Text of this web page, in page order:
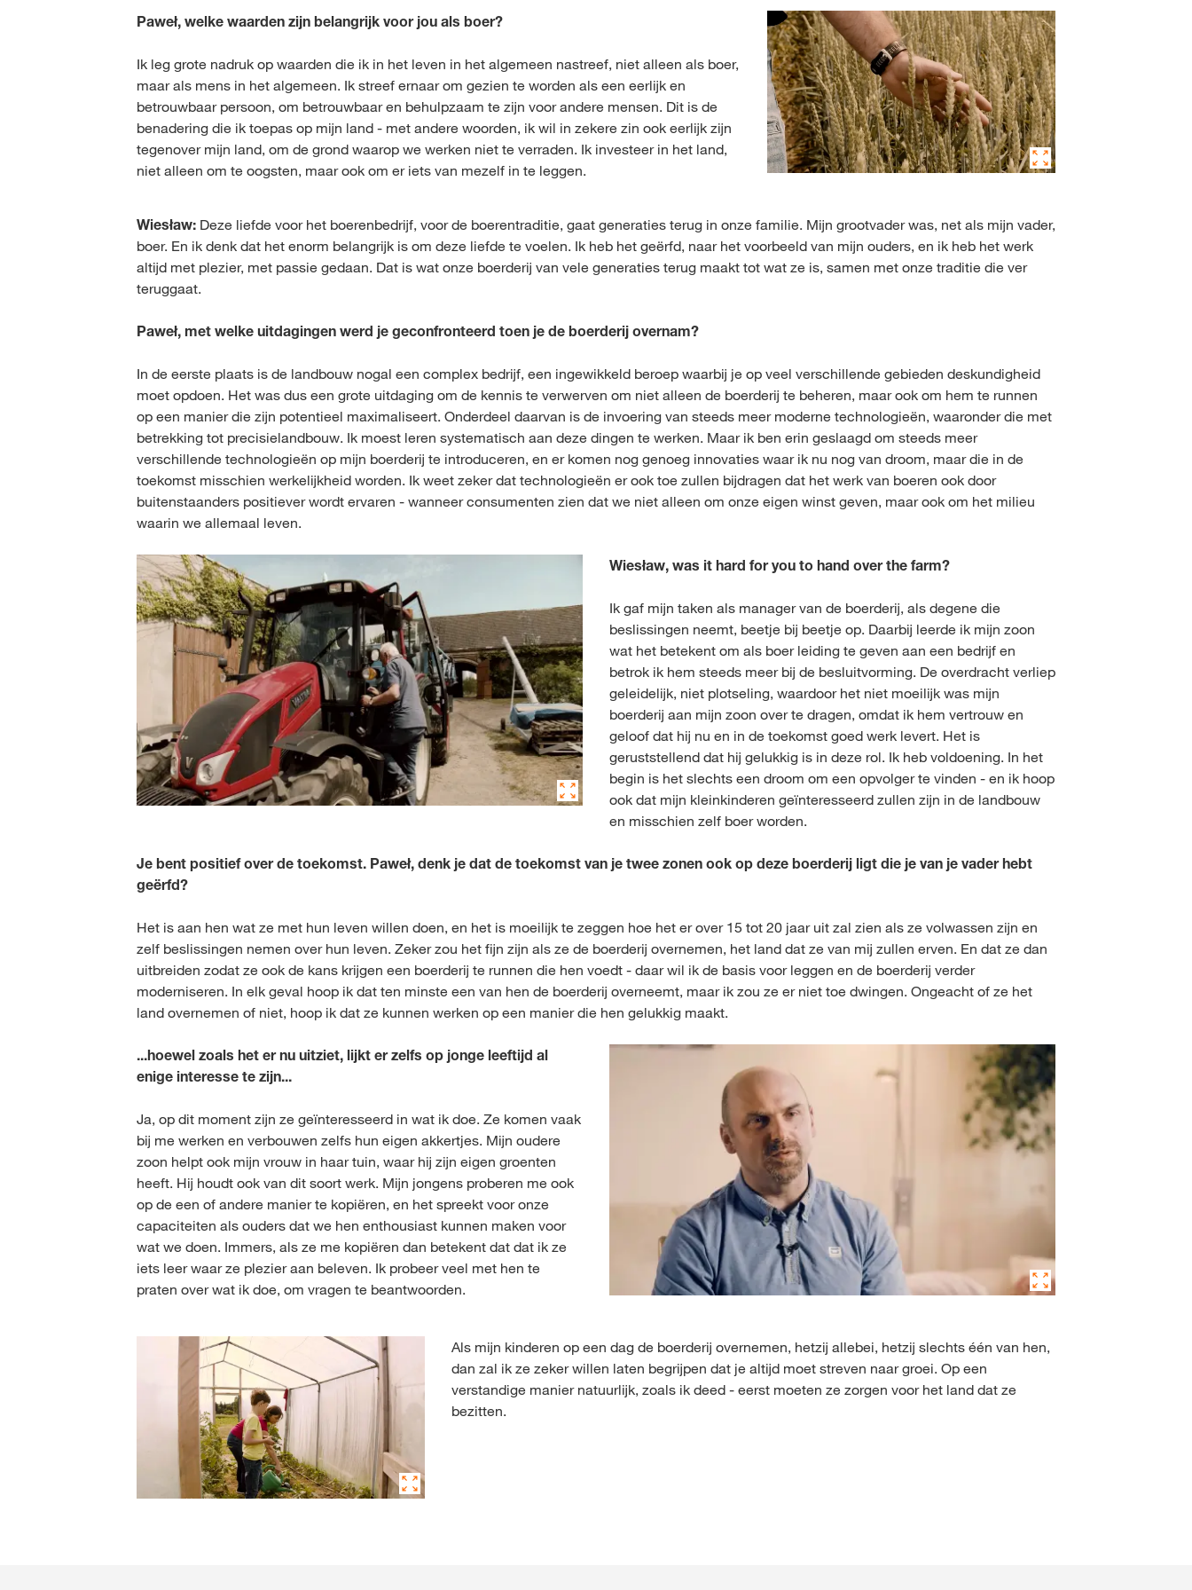
Paweł, welke waarden zijn belangrijk voor jou als boer?
Ik leg grote nadruk op waarden die ik in het leven in het algemeen nastreef, niet alleen als boer,
maar als mens in het algemeen. Ik streef ernaar om gezien te worden als een eerlijk en
betrouwbaar persoon, om betrouwbaar en behulpzaam te zijn voor andere mensen. Dit is de
benadering die ik toepas op mijn land - met andere woorden, ik wil in zekere zin ook eerlijk zijn
tegenover mijn land, om de grond waarop we werken niet te verraden. Ik investeer in het land,
niet alleen om te oogsten, maar ook om er iets van mezelf in te leggen.
Wiesław: Deze liefde voor het boerenbedrijf, voor de boerentraditie, gaat generaties terug in onze familie. Mijn grootvader was, net als mijn vader,
boer. En ik denk dat het enorm belangrijk is om deze liefde te voelen. Ik heb het geërfd, naar het voorbeeld van mijn ouders, en ik heb het werk
altijd met plezier, met passie gedaan. Dat is wat onze boerderij van vele generaties terug maakt tot wat ze is, samen met onze traditie die ver
teruggaat.
Paweł, met welke uitdagingen werd je geconfronteerd toen je de boerderij overnam?
In de eerste plaats is de landbouw nogal een complex bedrijf, een ingewikkeld beroep waarbij je op veel verschillende gebieden deskundigheid
moet opdoen. Het was dus een grote uitdaging om de kennis te verwerven om niet alleen de boerderij te beheren, maar ook om hem te runnen
op een manier die zijn potentieel maximaliseert. Onderdeel daarvan is de invoering van steeds meer moderne technologieën, waaronder die met
betrekking tot precisielandbouw. Ik moest leren systematisch aan deze dingen te werken. Maar ik ben erin geslaagd om steeds meer
verschillende technologieën op mijn boerderij te introduceren, en er komen nog genoeg innovaties waar ik nu nog van droom, maar die in de
toekomst misschien werkelijkheid worden. Ik weet zeker dat technologieën er ook toe zullen bijdragen dat het werk van boeren ook door
buitenstaanders positiever wordt ervaren - wanneer consumenten zien dat we niet alleen om onze eigen winst geven, maar ook om het milieu
waarin we allemaal leven.
Wiesław, was it hard for you to hand over the farm?
Ik gaf mijn taken als manager van de boerderij, als degene die
beslissingen neemt, beetje bij beetje op. Daarbij leerde ik mijn zoon
wat het betekent om als boer leiding te geven aan een bedrijf en
betrok ik hem steeds meer bij de besluitvorming. De overdracht verliep
geleidelijk, niet plotseling, waardoor het niet moeilijk was mijn
boerderij aan mijn zoon over te dragen, omdat ik hem vertrouw en
geloof dat hij nu en in de toekomst goed werk levert. Het is
geruststellend dat hij gelukkig is in deze rol. Ik heb voldoening. In het
begin is het slechts een droom om een opvolger te vinden - en ik hoop
ook dat mijn kleinkinderen geïnteresseerd zullen zijn in de landbouw
en misschien zelf boer worden.
Je bent positief over de toekomst. Paweł, denk je dat de toekomst van je twee zonen ook op deze boerderij ligt die je van je vader hebt
geërfd?
Het is aan hen wat ze met hun leven willen doen, en het is moeilijk te zeggen hoe het er over 15 tot 20 jaar uit zal zien als ze volwassen zijn en
zelf beslissingen nemen over hun leven. Zeker zou het fijn zijn als ze de boerderij overnemen, het land dat ze van mij zullen erven. En dat ze dan
uitbreiden zodat ze ook de kans krijgen een boerderij te runnen die hen voedt - daar wil ik de basis voor leggen en de boerderij verder
moderniseren. In elk geval hoop ik dat ten minste een van hen de boerderij overneemt, maar ik zou ze er niet toe dwingen. Ongeacht of ze het
land overnemen of niet, hoop ik dat ze kunnen werken op een manier die hen gelukkig maakt.
...hoewel zoals het er nu uitziet, lijkt er zelfs op jonge leeftijd al
enige interesse te zijn...
Ja, op dit moment zijn ze geïnteresseerd in wat ik doe. Ze komen vaak
bij me werken en verbouwen zelfs hun eigen akkertjes. Mijn oudere
zoon helpt ook mijn vrouw in haar tuin, waar hij zijn eigen groenten
heeft. Hij houdt ook van dit soort werk. Mijn jongens proberen me ook
op de een of andere manier te kopiëren, en het spreekt voor onze
capaciteiten als ouders dat we hen enthousiast kunnen maken voor
wat we doen. Immers, als ze me kopiëren dan betekent dat dat ik ze
iets leer waar ze plezier aan beleven. Ik probeer veel met hen te
praten over wat ik doe, om vragen te beantwoorden.
Als mijn kinderen op een dag de boerderij overnemen, hetzij allebei, hetzij slechts één van hen,
dan zal ik ze zeker willen laten begrijpen dat je altijd moet streven naar groei. Op een
verstandige manier natuurlijk, zoals ik deed - eerst moeten ze zorgen voor het land dat ze
bezitten.